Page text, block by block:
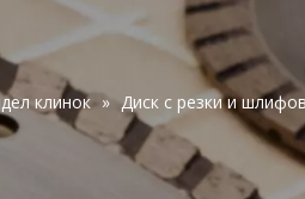
клинок » Диск с резки и